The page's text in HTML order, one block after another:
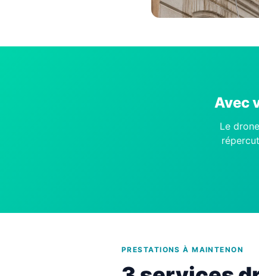
Avec
Le
PRESTATIONS À MAINTENON